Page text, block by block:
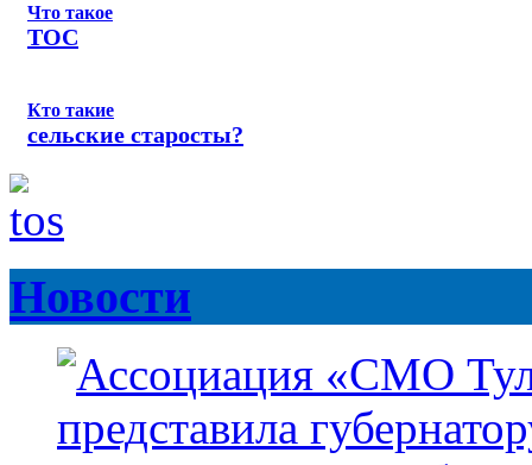
Что такое
ТОС
Кто такие
сельские старосты?
Новости